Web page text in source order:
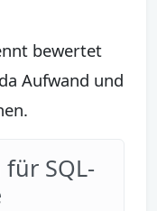
bewertet
Aufwand und
SQL-